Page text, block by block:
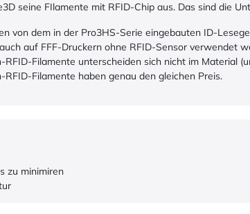
seine FIlamente mit RFID-Chip aus. Das sind die
von dem in der Pro3HS-Serie eingebauten ID-
auf FFF-Druckern ohne RFID-Sensor verwendet
RFID-Filamente unterscheiden sich nicht im Material
RFID-Filamente haben genau den gleichen Preis.
zu minimiren